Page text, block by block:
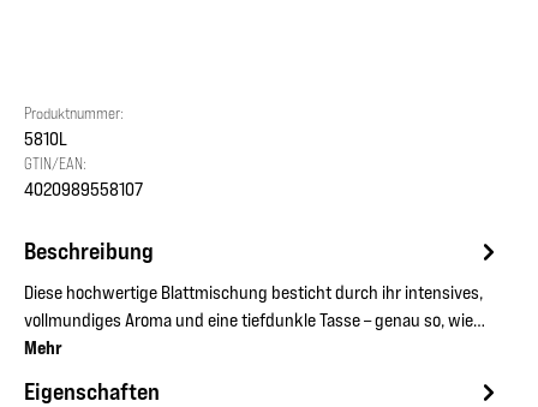
Produktnummer:
5810L
GTIN/EAN:
4020989558107
Beschreibung
Diese hochwertige Blattmischung besticht durch ihr intensives,
vollmundiges Aroma und eine tiefdunkle Tasse – genau so, wie…
Mehr
Eigenschaften